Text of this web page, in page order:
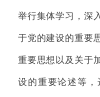
举行集体学习，深
于党的建设的重要
重要思想以及关于
设的重要论述等